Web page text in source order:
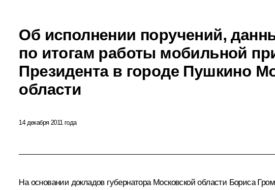
Об исполнении поручений,
по итогам работы мобильной
Президента в городе Пушкино
области
14 декабря 2011 года
На основании докладов губернатора Московской области Бориса